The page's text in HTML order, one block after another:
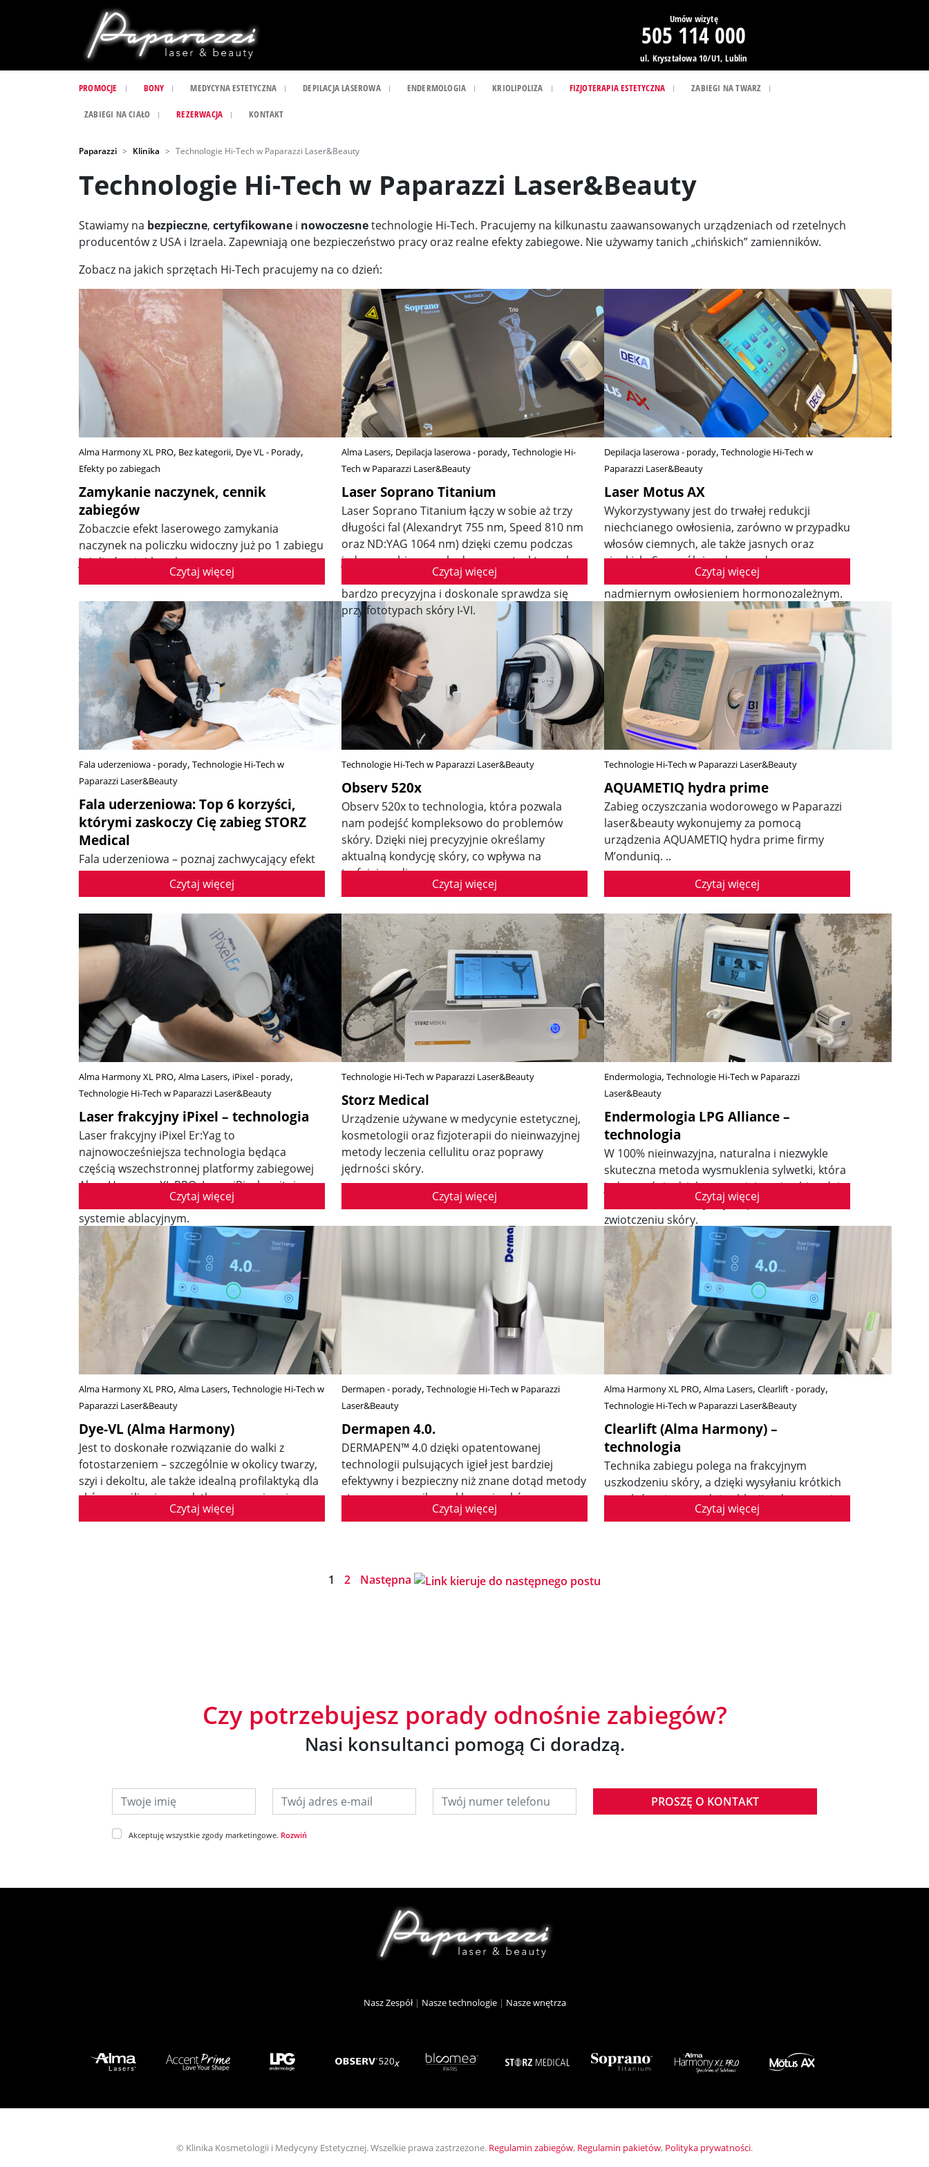
Umów wizytę
505 114 000
ul. Kryształowa 10/U1, Lublin
PROMOCJE BONY MEDYCYNA ESTETYCZNA DEPILACJA LASEROWA ENDERMOLOGIA KRIOLIPOLIZA FIZJOTERAPIA ESTETYCZNA ZABIEGI NA TWARZ
ZABIEGI NA CIAŁO REZERWACJA KONTAKT
Paparazzi Klinika Technologie Hi-Tech w Paparazzi Laser&Beauty
Technologie Hi-Tech w Paparazzi Laser&Beauty
Stawiamy na bezpieczne, certyfikowane i nowoczesnetechnologie Hi-Tech. Pracujemy na kilkunastu zaawansowanych urządzeniach od rzetelnych
producentów z USA i Izraela. Zapewniają one bezpieczeństwo pracy oraz realne efekty zabiegowe. Nie używamy tanich „chińskich” zamienników.
Zobacz na jakich sprzętach Hi-Tech pracujemy na co dzień:
Alma Harmony XL PRO Bez kategorii Dye VL - Porady
Efekty po zabiegach
Zamykanie naczynek, cennik
zabiegów
Zobaczcie efekt laserowego zamykania
naczynek na policzku widoczny już po 1 zabiegu
Jeżeli również borykasz..
Czytaj więcej
Alma Lasers Depilacja laserowa - porady Technologie Hi-
Tech w Paparazzi Laser&Beauty
Laser Soprano Titanium
Laser Soprano Titanium łączy w sobie aż trzy
długości fal (Alexandryt 755 nm, Speed 810 nm
oraz ND:YAG 1064 nm) dzięki czemu podczas
jednego zabiegu uszkadzane są struktury włosa
na różnych głębokościach, a sama epilacja jest
bardzo precyzyjna i doskonale sprawdza się
przy fototypach skóry I-VI.
Czytaj więcej
Depilacja laserowa - porady Technologie Hi-Tech w
Paparazzi Laser&Beauty
Laser Motus AX
Wykorzystywany jest do trwałej redukcji
niechcianego owłosienia, zarówno w przypadku
włosów ciemnych, ale także jasnych oraz
cienkich. Szczególnie rekomendowany w
przypadku blondynek oraz kobiet z
nadmiernym owłosieniem hormonozależnym.
Czytaj więcej
Fala uderzeniowa - porady Technologie Hi-Tech w
Paparazzi Laser&Beauty
Fala uderzeniowa: Top 6 korzyści,
którymi zaskoczy Cię zabieg STORZ
Medical
Fala uderzeniowa – poznaj zachwycający efekt
na cellulit i nie tylko
Czytaj więcej
Technologie Hi-Tech w Paparazzi Laser&Beauty
Observ 520x
Observ 520x to technologia, która pozwala
nam podejść kompleksowo do problemów
skóry. Dzięki niej precyzyjnie określamy
aktualną kondycję skóry, co wpływa na
trafniejszą diagnozę.
Czytaj więcej
Technologie Hi-Tech w Paparazzi Laser&Beauty
AQUAMETIQ hydra prime
Zabieg oczyszczania wodorowego w Paparazzi
laser&beauty wykonujemy za pomocą
urządzenia AQUAMETIQ hydra prime firmy
M’onduniq. ..
Czytaj więcej
Alma Harmony XL PRO Alma Lasers iPixel - porady
Technologie Hi-Tech w Paparazzi Laser&Beauty
Laser frakcyjny iPixel – technologia
Laser frakcyjny iPixel Er:Yag to
najnowocześniejsza technologia będąca
częścią wszechstronnej platformy zabiegowej
Alma Harmony XL PRO. Laser iPixel emituje
wiązkę światła o długości fali 2940 nm w
systemie ablacyjnym.
Czytaj więcej
Technologie Hi-Tech w Paparazzi Laser&Beauty
Storz Medical
Urządzenie używane w medycynie estetycznej,
kosmetologii oraz fizjoterapii do nieinwazyjnej
metody leczenia cellulitu oraz poprawy
jędrności skóry.
Czytaj więcej
Endermologia Technologie Hi-Tech w Paparazzi
Laser&Beauty
Endermologia LPG Alliance –
technologia
W 100% nieinwazyjna, naturalna i niezwykle
skuteczna metoda wysmuklenia sylwetki, która
jednocześnie działa na zmniejszenie objętości
komórek tłuszczowych jak i przeciwdziała
zwiotczeniu skóry.
Czytaj więcej
Alma Harmony XL PRO Alma Lasers Technologie Hi-Tech w
Paparazzi Laser&Beauty
Dye-VL (Alma Harmony)
Jest to doskonałe rozwiązanie do walki z
fotostarzeniem – szczególnie w okolicy twarzy,
szyi i dekoltu, ale także idealną profilaktyką dla
skóry wrażliwej oraz płytko unaczynionej.
Czytaj więcej
Dermapen - porady Technologie Hi-Tech w Paparazzi
Laser&Beauty
Dermapen 4.0.
DERMAPEN™ 4.0 dzięki opatentowanej
technologii pulsujących igieł jest bardziej
efektywny i bezpieczny niż znane dotąd metody
stosowane w mikronakłuwaniu skóry.
Czytaj więcej
Alma Harmony XL PRO Alma Lasers Clearlift - porady
Technologie Hi-Tech w Paparazzi Laser&Beauty
Clearlift (Alma Harmony) –
technologia
Technika zabiegu polega na frakcyjnym
uszkodzeniu skóry, a dzięki wysyłaniu krótkich
impulsów nie powoduje ablacji- odparowania
Czytaj więcej
1 2 Następna
Czy potrzebujesz porady odnośnie zabiegów?
Nasi konsultanci pomogą Ci doradzą.
Twoje imię Twój adres e-mail Twój numer telefonu
Akceptuję wszystkie zgody marketingowe. Rozwiń
Nasz Zespół| Nasze technologie| Nasze wnętrza
© Klinika Kosmetologii i Medycyny Estetycznej. Wszelkie prawa zastrzeżone. Regulamin zabiegów, Regulamin pakietów, Polityka prywatności.